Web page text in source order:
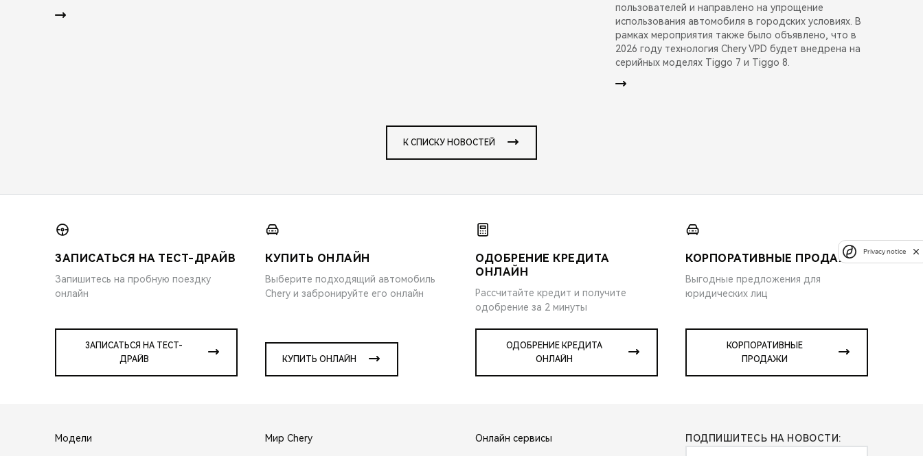
пользователей и направлено на упрощение
использования автомобиля в городских условиях. В
рамках мероприятия также было объявлено, что в
2026 году технология Chery VPD будет внедрена на
серийных моделях Tiggo 7 и Tiggo 8.
К СПИСКУ НОВОСТЕЙ
ЗАПИСАТЬСЯ НА ТЕСТ-ДРАЙВ
Запишитесь на пробную поездку
онлайн
ЗАПИСАТЬСЯ НА ТЕСТ-
ДРАЙВ
КУПИТЬ ОНЛАЙН
Выберите подходящий автомобиль
Chery и забронируйте его онлайн
КУПИТЬ ОНЛАЙН
ОДОБРЕНИЕ КРЕДИТА
ОНЛАЙН
Рассчитайте кредит и получите
одобрение за 2 минуты
ОДОБРЕНИЕ КРЕДИТА
ОНЛАЙН
КОРПОРАТИВНЫЕ ПРОДАЖИ
Выгодные предложения для
юридических лиц
КОРПОРАТИВНЫЕ
ПРОДАЖИ
Модели Мир Chery Онлайн сервисы ПОДПИШИТЕСЬ НА НОВОСТИ:
Privacy notice